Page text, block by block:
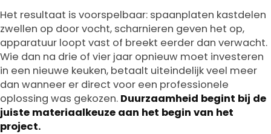
Het resultaat is voorspelbaar: spaanplaten kastdelen
zwellen op door vocht, scharnieren geven het op,
apparatuur loopt vast of breekt eerder dan verwacht.
Wie dan na drie of vier jaar opnieuw moet investeren
in een nieuwe keuken, betaalt uiteindelijk veel meer
dan wanneer er direct voor een professionele
oplossing was gekozen. Duurzaamheid begint bij de
juiste materiaalkeuze aan het begin van het
project.